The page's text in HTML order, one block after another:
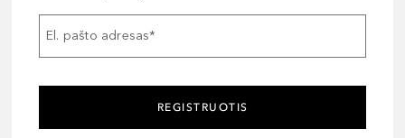
El. pašto adresas*
REGISTRUOTIS